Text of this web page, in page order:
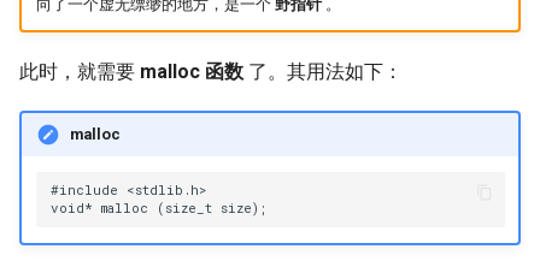
向了一个虚无缥缈的地方，是一个 野指针。
此时，就需要 malloc 函数 了。其用法如下：
malloc
#include <stdlib.h>